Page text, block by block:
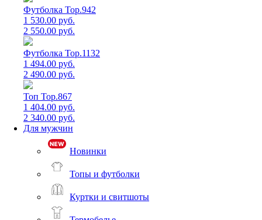
Футболка Top.942
1 530.00 руб.
2 550.00 руб.
Футболка Top.1132
1 494.00 руб.
2 490.00 руб.
Топ Top.867
1 404.00 руб.
2 340.00 руб.
Для мужчин
Новинки
Топы и футболки
Куртки и свитшоты